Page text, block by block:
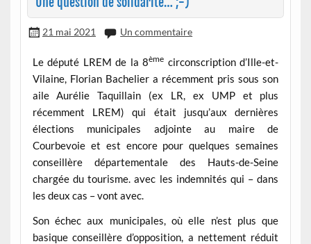
21 mai 2021 Un commentaire
Le député LREM de la 8ème circonscription d’Ille-et-
Vilaine, Florian Bachelier a récemment pris sous son
aile Aurélie Taquillain (ex LR, ex UMP et plus
récemment LREM) qui était jusqu’aux dernières
élections municipales adjointe au maire de
Courbevoie et est encore pour quelques semaines
conseillère départementale des Hauts-de-Seine
chargée du tourisme. avec les indemnités qui – dans
les deux cas – vont avec.
Son échec aux municipales, où elle n’est plus que
basique conseillère d’opposition, a nettement réduit